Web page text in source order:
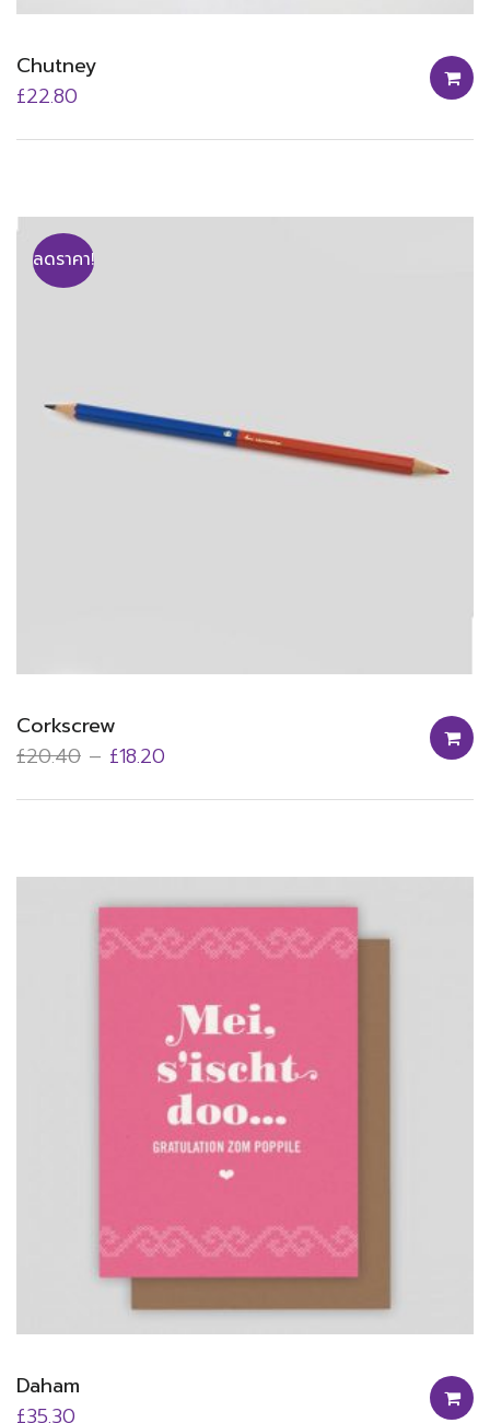
Chutney
£22.80
ลดราคา!
Corkscrew
£20.40 £18.20
Daham
£35.30